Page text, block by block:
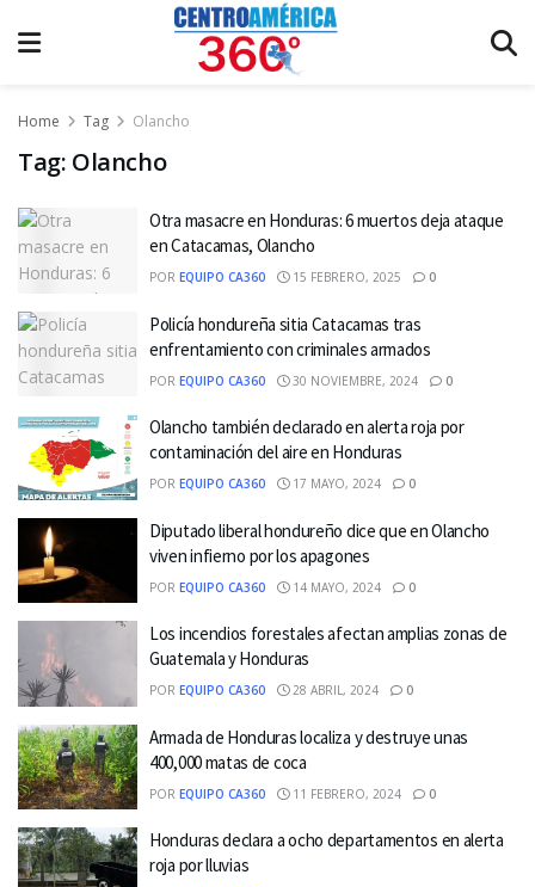
Home Tag Olancho
Tag: Olancho
Otra masacre en Honduras: 6 muertos deja ataque
en Catacamas, Olancho
POR EQUIPO CA360 15 FEBRERO, 2025 0
Policía hondureña sitia Catacamas tras
enfrentamiento con criminales armados
POR EQUIPO CA360 30 NOVIEMBRE, 2024 0
Olancho también declarado en alerta roja por
contaminación del aire en Honduras
POR EQUIPO CA360 17 MAYO, 2024 0
Diputado liberal hondureño dice que en Olancho
viven infierno por los apagones
POR EQUIPO CA360 14 MAYO, 2024 0
Los incendios forestales afectan amplias zonas de
Guatemala y Honduras
POR EQUIPO CA360 28 ABRIL, 2024 0
Armada de Honduras localiza y destruye unas
400,000 matas de coca
POR EQUIPO CA360 11 FEBRERO, 2024 0
Honduras declara a ocho departamentos en alerta
roja por lluvias